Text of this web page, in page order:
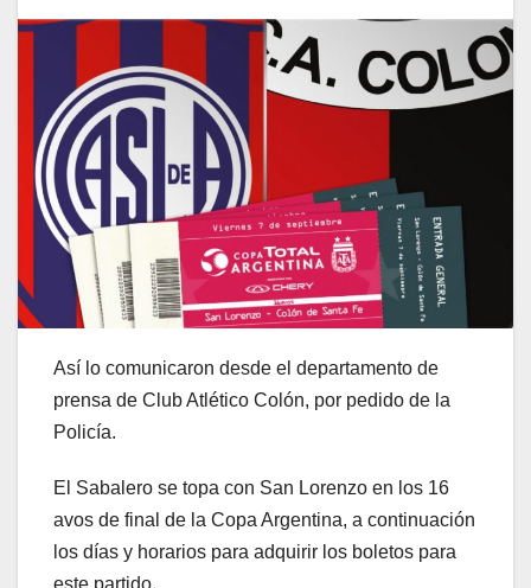
Así lo comunicaron desde el departamento de
prensa de Club Atlético Colón, por pedido de la
Policía.
El Sabalero se topa con San Lorenzo en los 16
avos de final de la Copa Argentina, a continuación
los días y horarios para adquirir los boletos para
este partido.